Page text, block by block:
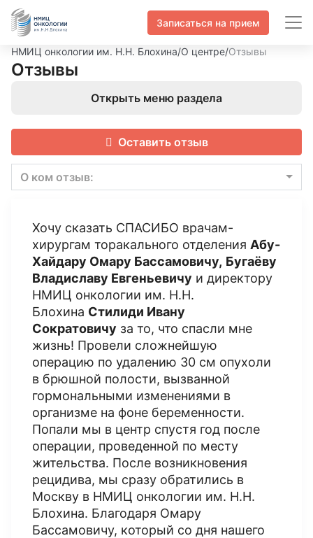
Записаться на прием
НМИЦ онкологии им. Н.Н. Блохина/О центре/Отзывы
Отзывы
Открыть меню раздела
Оставить отзыв
О ком отзыв:
Хочу сказать СПАСИБО врачам-
хирургам торакального отделения Абу-
Хайдару Омару Бассамовичу, Бугаёву
Владиславу Евгеньевичу и директору
НМИЦ онкологии им. Н.Н.
Блохина Стилиди Ивану
Сократовичу за то, что спасли мне
жизнь! Провели сложнейшую
операцию по удалению 30 см опухоли
в брюшной полости, вызванной
гормональными изменениями в
организме на фоне беременности.
Попали мы в центр спустя год после
операции, проведенной по месту
жительства. После возникновения
рецидива, мы сразу обратились в
Москву в НМИЦ онкологии им. Н.Н.
Блохина. Благодаря Омару
Бассамовичу, который со дня нашего